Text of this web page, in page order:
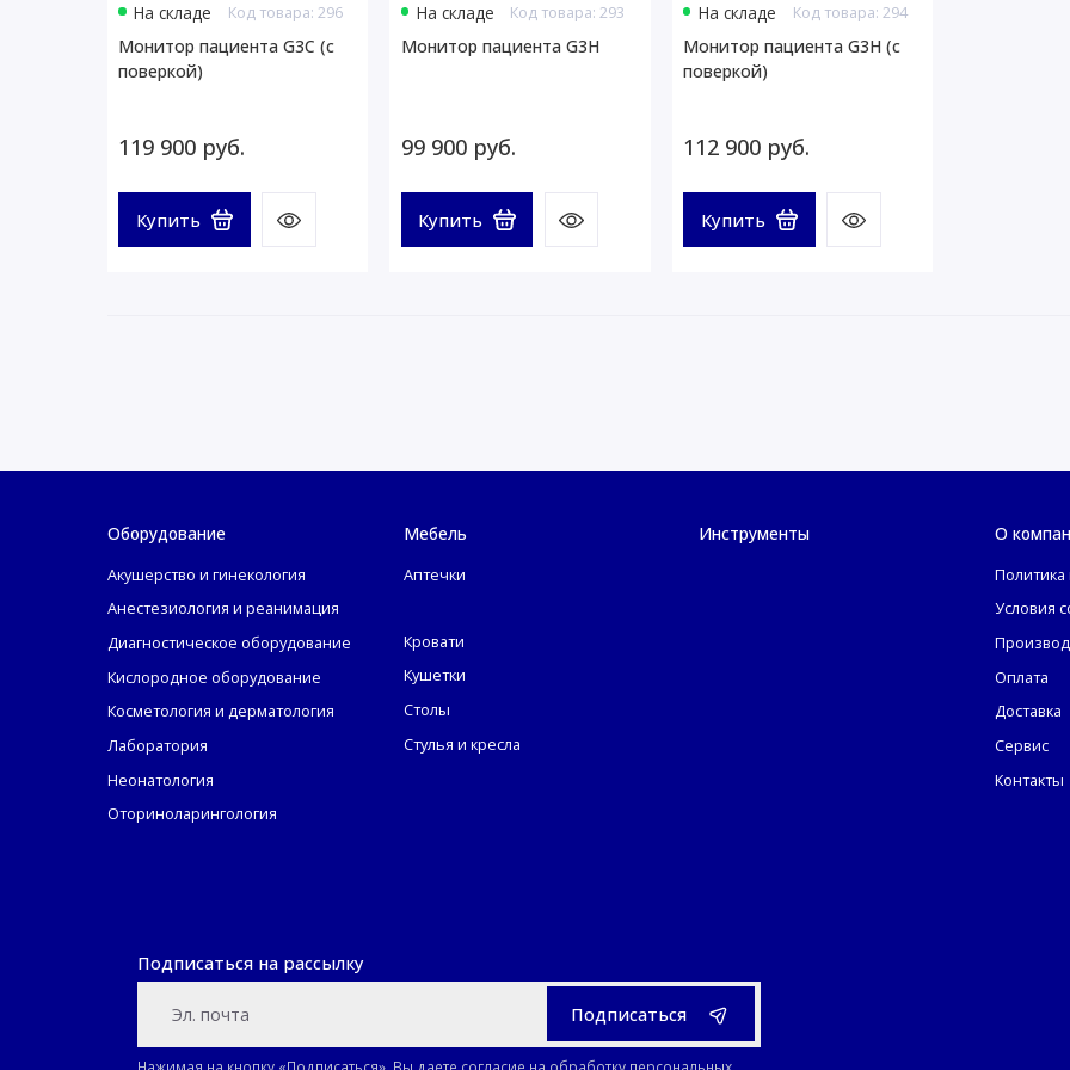
На складе Код товара: 296
Монитор пациента G3C (с
поверкой)
119 900 руб.
Купить
На складе Код товара: 293
Монитор пациента G3H
99 900 руб.
Купить
На складе Код товара: 294
Монитор пациента G3H (с
поверкой)
112 900 руб.
Купить
Оборудование
Акушерство и гинекология
Анестезиология и реанимация
Диагностическое оборудование
Кислородное оборудование
Косметология и дерматология
Лаборатория
Неонатология
Оториноларингология
Мебель
Аптечки
Кровати
Кушетки
Столы
Стулья и кресла
Инструменты О
Условия
Оплата
Доставка
Сервис
Контакты
Подписаться на рассылку
Подписаться
Нажимая на кнопку «Подписаться», Вы даете согласие на обработку персональных